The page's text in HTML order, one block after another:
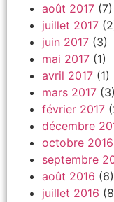
août 2017 (7)
juillet 2017
juin 2017 (3)
mai 2017 (1)
avril 2017 (1)
mars 2017 (3)
février 2017
décembre
octobre 2016
septembre
août 2016 (6)
juillet 2016